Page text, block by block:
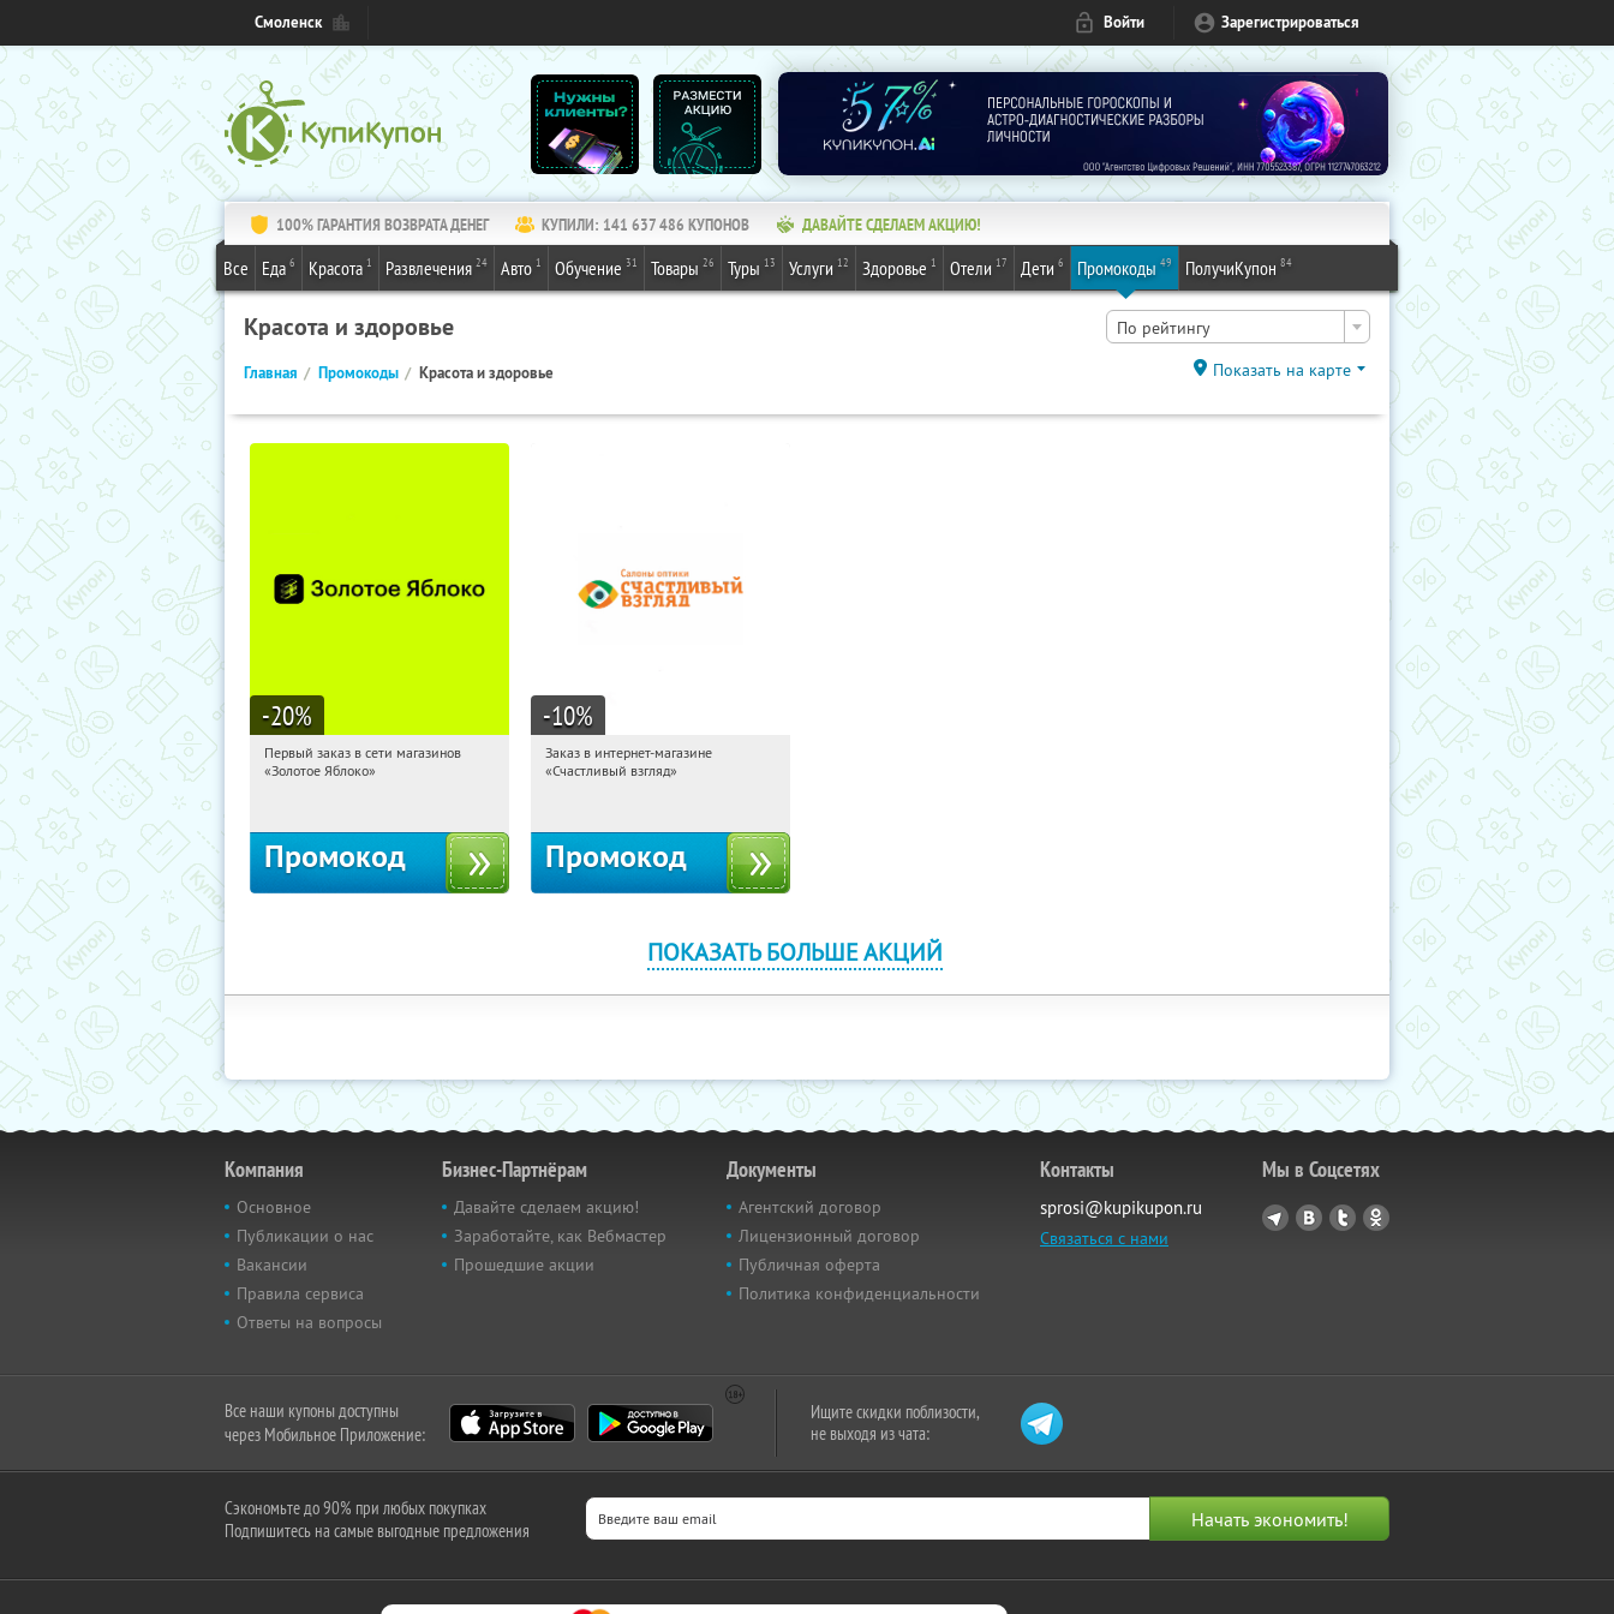
Смоленск Войти Зарегистрироваться
100% ГАРАНТИЯ ВОЗВРАТА ДЕНЕГ КУПИЛИ: 141 637 486 КУПОНОВ ДАВАЙТЕ СДЕЛАЕМ АКЦИЮ!
Все Еда 6 Красота 1 Развлечения 24 Авто 1 Обучение 31 Товары 26 Туры 13 Услуги 12 Здоровье 1 Отели 17 Дети 6 Промокоды 49 ПолучиКупон 84
Красота и здоровье По рейтингу
Главная Промокоды Красота и здоровье Показать на карте
-20%
13:44:42
Получи первым!
Первый заказ в сети магазинов
«Золотое Яблоко»
Промокод
-10%
13:44:42
Получи первым!
Заказ в интернет-магазине
«Счастливый взгляд»
Промокод
ПОКАЗАТЬ БОЛЬШЕ АКЦИЙ
Компания
Основное
Публикации о нас
Вакансии
Правила сервиса
Ответы на вопросы
Бизнес-Партнёрам
Давайте сделаем акцию!
Заработайте, как Вебмастер
Прошедшие акции
Документы
Агентский договор
Лицензионный договор
Публичная оферта
Политика конфиденциальности
Контакты
sprosi@kupikupon.ru
Связаться с нами
Мы в Соцсетях
Все наши купоны доступны
через Мобильное Приложение:
Ищите скидки поблизости,
не выходя из чата:
Сэкономьте до 90% при любых покупках
Подпишитесь на самые выгодные предложения